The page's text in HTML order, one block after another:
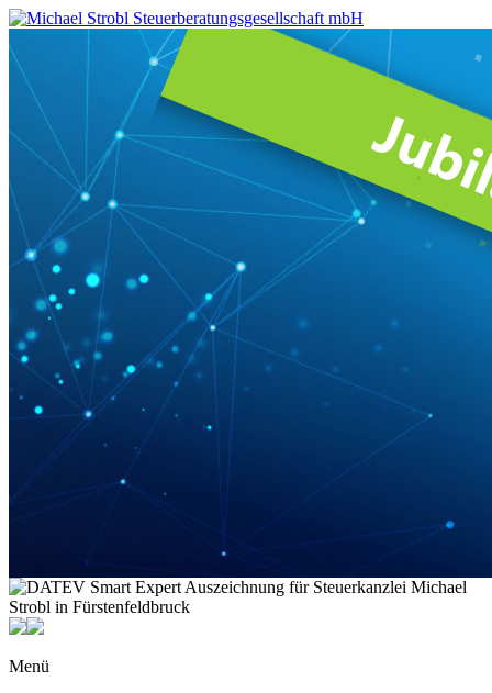
Michael
Strobl
Steuerberatungsgesellschaft
mbH
Steuerberater
in
Fürstenfeldbruck
Menü